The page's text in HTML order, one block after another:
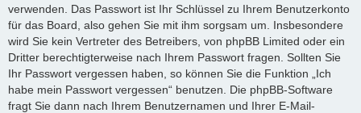
verwenden. Das Passwort ist Ihr Schlüssel zu Ihrem Benutzerkonto
für das Board, also gehen Sie mit ihm sorgsam um. Insbesondere
wird Sie kein Vertreter des Betreibers, von phpBB Limited oder ein
Dritter berechtigterweise nach Ihrem Passwort fragen. Sollten Sie
Ihr Passwort vergessen haben, so können Sie die Funktion „Ich
habe mein Passwort vergessen“ benutzen. Die phpBB-Software
fragt Sie dann nach Ihrem Benutzernamen und Ihrer E-Mail-